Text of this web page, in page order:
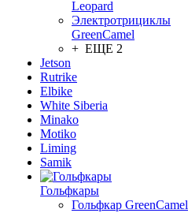
Leopard
Электротрициклы
GreenCamel
+ ЕЩЕ 2
Jetson
Rutrike
Elbike
White Siberia
Minako
Motiko
Liming
Samik
Гольфкары
Гольфкар GreenCamel